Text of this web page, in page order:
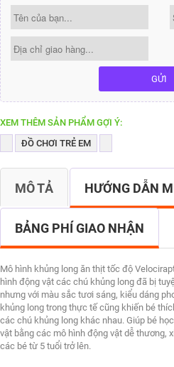
GỬI
XEM THÊM SẢN PHẨM GỢI Ý:
ĐỒ CHƠI TRẺ EM
MÔ TẢ HƯỚNG DẪN
BẢNG PHÍ GIAO NHẬN
Mô hình khủng long ăn thịt tốc độ
hình động vật các chú khủng long đã bị
nhưng với màu sắc tươi sáng, kiểu dáng
khủng long trong thực tế cũng khiến bé
các chú khủng long khác nhau. Giúp bé
vật bằng các mô hình động vật dễ thương,
các bé từ 5 tuổi trở lên.